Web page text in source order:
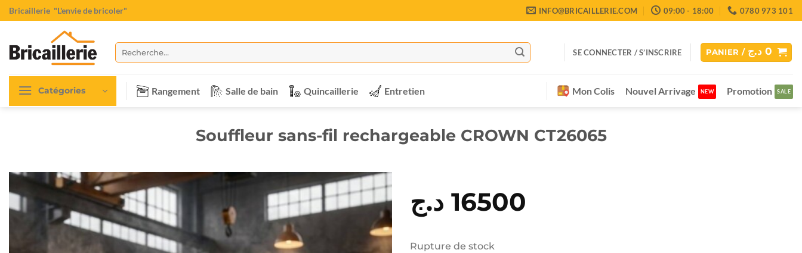
Passer
au
Bricaillerie "L'envie de bricoler" INFO@BRICAILLERIE.COM 09:00 - 18:00 0780 973 101
Recherche
pour :
SE CONNECTER / S’INSCRIRE PANIER / 0 د.ج
Catégories Rangement Salle de bain Quincaillerie Entretien Mon Colis Nouvel Arrivage Promotion
Souffleur sans-fil rechargeable CROWN CT26065
16500 د.ج
Rupture de stock